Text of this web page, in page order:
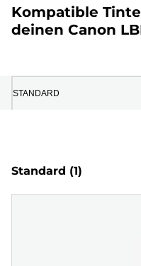
Kompatible
deinen Canon
STANDARD
Standard (1)